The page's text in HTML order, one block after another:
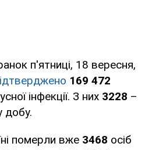
п'ятниці, 18 вересня,
169 472
інфекції. З них 3228 –
добу.
померли вже 3468 осіб